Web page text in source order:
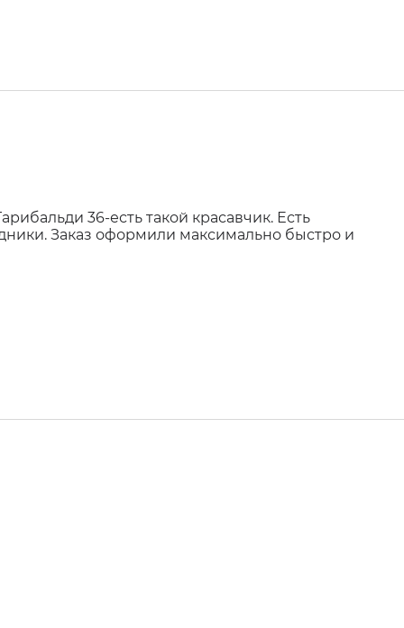
36-есть такой красавчик. Есть
Заказ оформили максимально быстро и